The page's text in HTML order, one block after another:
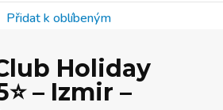
Přidat k oblíbeným
Holiday
– Izmir –